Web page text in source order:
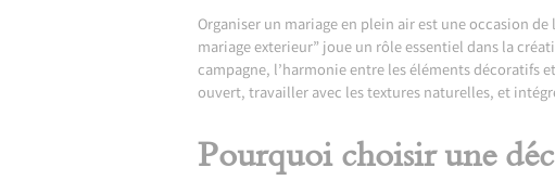
Organiser un mariage en plein air est une occasion
mariage exterieur” joue un rôle essentiel dans la
campagne, l’harmonie entre les éléments décoratifs
ouvert, travailler avec les textures naturelles, et
Pourquoi choisir une